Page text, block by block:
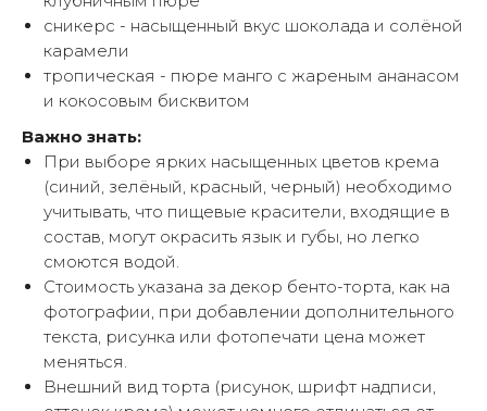
сникерс - насыщенный вкус шоколада и солёной
карамели
тропическая - пюре манго с жареным ананасом
и кокосовым бисквитом
Важно знать:
При выборе ярких насыщенных цветов крема
(синий, зелёный, красный, черный) необходимо
учитывать, что пищевые красители, входящие в
состав, могут окрасить язык и губы, но легко
смоются водой.
Стоимость указана за декор бенто-торта, как на
фотографии, при добавлении дополнительного
текста, рисунка или фотопечати цена может
меняться.
Внешний вид торта (рисунок, шрифт надписи,